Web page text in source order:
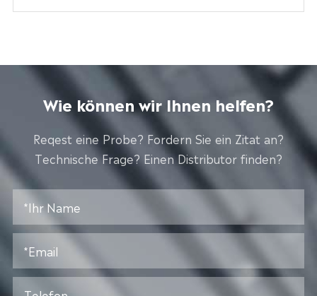
Wie können wir Ihnen helfen?
Reqest eine Probe? Fordern Sie ein Zitat an?
Technische Frage? Einen Distributor finden?